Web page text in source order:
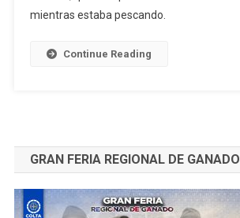
Muerte
Otra
mientras estaba pescando.
Continue Reading
GRAN FERIA REGIONAL DE